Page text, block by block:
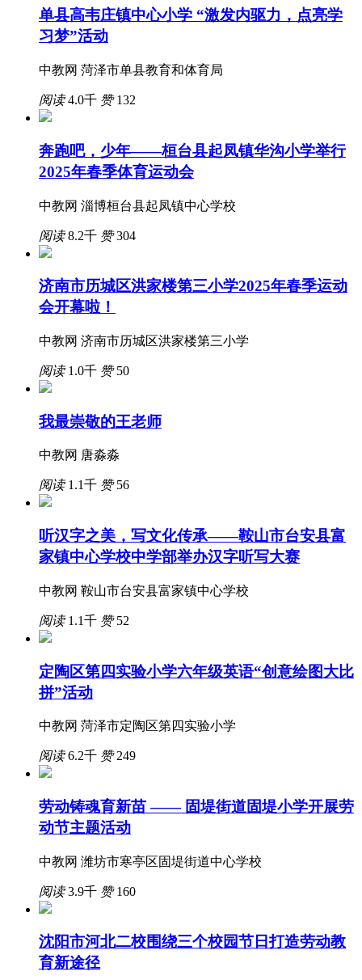
单县高韦庄镇中心小学 “激发内驱力，点亮学
习梦”活动
中教网 菏泽市单县教育和体育局
阅读4.0千 赞132
奔跑吧，少年——桓台县起凤镇华沟小学举行
2025年春季体育运动会
中教网 淄博桓台县起凤镇中心学校
阅读8.2千 赞304
济南市历城区洪家楼第三小学2025年春季运动
会开幕啦！
中教网 济南市历城区洪家楼第三小学
阅读1.0千 赞50
我最崇敬的王老师
中教网 唐淼淼
阅读1.1千 赞56
听汉字之美，写文化传承——鞍山市台安县富
家镇中心学校中学部举办汉字听写大赛
中教网 鞍山市台安县富家镇中心学校
阅读1.1千 赞52
定陶区第四实验小学六年级英语“创意绘图大比
拼”活动
中教网 菏泽市定陶区第四实验小学
阅读6.2千 赞249
劳动铸魂育新苗 —— 固堤街道固堤小学开展劳
动节主题活动
中教网 潍坊市寒亭区固堤街道中心学校
阅读3.9千 赞160
沈阳市河北二校围绕三个校园节日打造劳动教
育新途径